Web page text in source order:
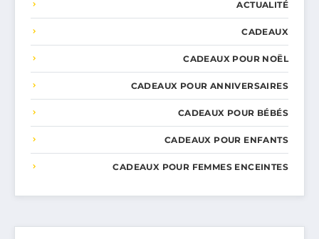
ACTUALITÉ
CADEAUX
CADEAUX POUR NOËL
CADEAUX POUR ANNIVERSAIRES
CADEAUX POUR BÉBÉS
CADEAUX POUR ENFANTS
CADEAUX POUR FEMMES ENCEINTES